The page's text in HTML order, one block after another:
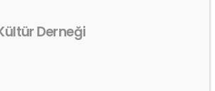
Derneği